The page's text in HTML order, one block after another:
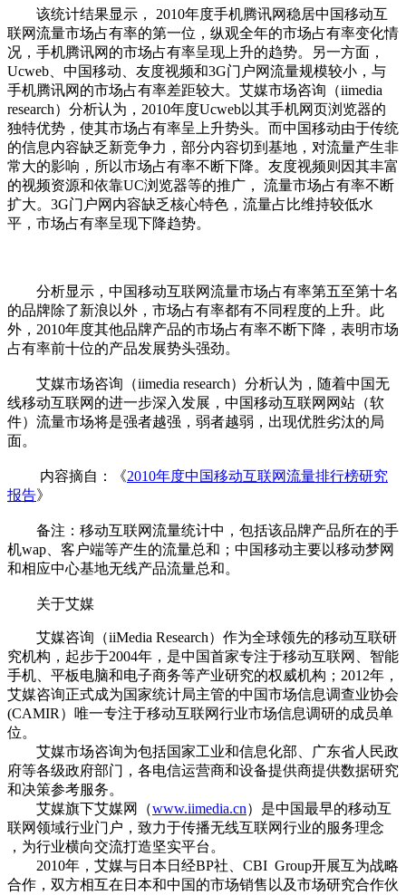
该统计结果显示， 2010年度手机腾讯网稳居中国移动互
联网流量市场占有率的第一位，纵观全年的市场占有率变化情
况，手机腾讯网的市场占有率呈现上升的趋势。另一方面，
Ucweb、中国移动、友度视频和3G门户网流量规模较小，与
手机腾讯网的市场占有率差距较大。艾媒市场咨询（iimedia
research）分析认为，2010年度Ucweb以其手机网页浏览器的
独特优势，使其市场占有率呈上升势头。而中国移动由于传统
的信息内容缺乏新竞争力，部分内容切到基地，对流量产生非
常大的影响，所以市场占有率不断下降。友度视频则因其丰富
的视频资源和依靠UC浏览器等的推广， 流量市场占有率不断
扩大。3G门户网内容缺乏核心特色，流量占比维持较低水
平，市场占有率呈现下降趋势。
分析显示，中国移动互联网流量市场占有率第五至第十名
的品牌除了新浪以外，市场占有率都有不同程度的上升。此
外，2010年度其他品牌产品的市场占有率不断下降，表明市场
占有率前十位的产品发展势头强劲。
艾媒市场咨询（iimedia research）分析认为，随着中国无
线移动互联网的进一步深入发展，中国移动互联网网站（软
件）流量市场将是强者越强，弱者越弱，出现优胜劣汰的局
面。
内容摘自：《2010年度中国移动互联网流量排行榜研究
报告》
备注：移动互联网流量统计中，包括该品牌产品所在的手
机wap、客户端等产生的流量总和；中国移动主要以移动梦网
和相应中心基地无线产品流量总和。
关于艾媒
艾媒咨询（iiMedia Research）作为全球领先的移动互联研
究机构，起步于2004年，是中国首家专注于移动互联网、智能
手机、平板电脑和电子商务等产业研究的权威机构；2012年，
艾媒咨询正式成为国家统计局主管的中国市场信息调查业协会
(CAMIR）唯一专注于移动互联网行业市场信息调研的成员单
位。
艾媒市场咨询为包括国家工业和信息化部、广东省人民政
府等各级政府部门，各电信运营商和设备提供商提供数据研究
和决策参考服务。
艾媒旗下艾媒网（www.iimedia.cn）是中国最早的移动互
联网领域行业门户，致力于传播无线互联网行业的服务理念
，为行业横向交流打造坚实平台。
2010年，艾媒与日本日经BP社、CBI Group开展互为战略
合作，双方相互在日本和中国的市场销售以及市场研究合作伙